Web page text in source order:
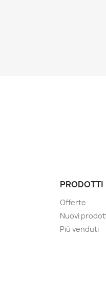
PRODOTTI
Offerte
Nuovi
Più venduti